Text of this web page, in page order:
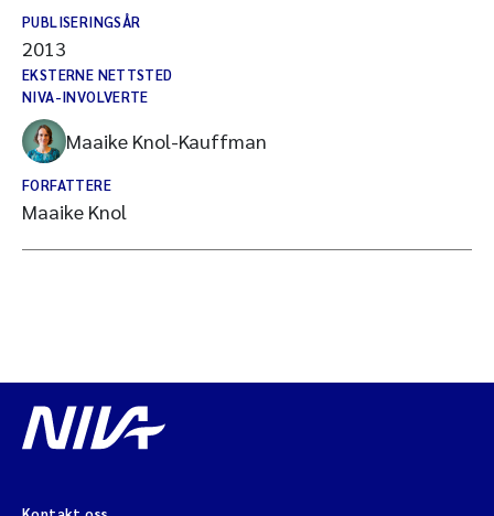
PUBLISERINGSÅR
2013
EKSTERNE NETTSTED
NIVA-INVOLVERTE
Maaike Knol-Kauffman
FORFATTERE
Maaike Knol